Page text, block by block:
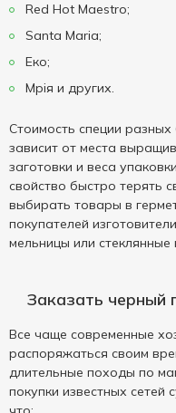
Red Hot Maestro;
Santa Maria;
Еко;
Мрія и других.
Стоимость специи
зависит от места
заготовки и веса
свойство быстро терять
выбирать товары в
покупателей
мельницы или стеклянные
Заказать черный
Все чаще современные
распоряжаться своим
длительные походы по
покупки известных